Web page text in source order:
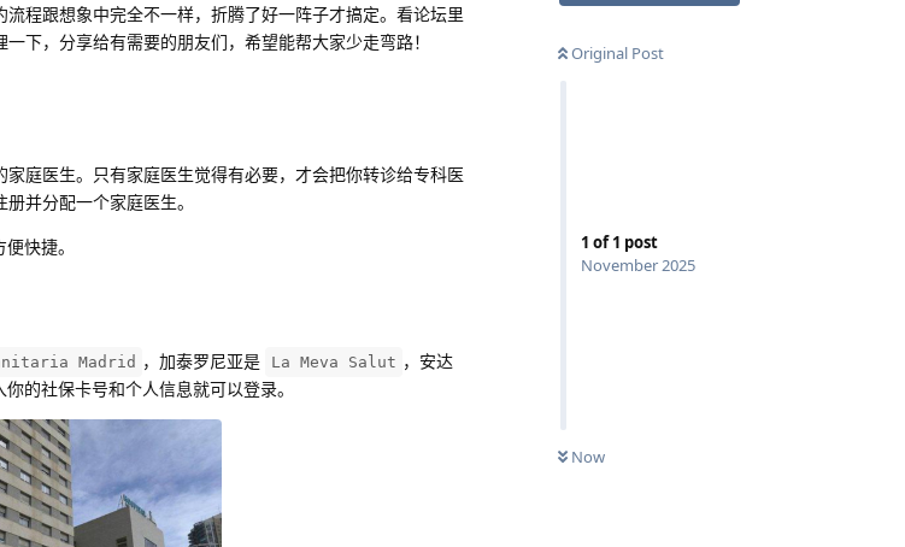
Original Post
1 of1 post
November 2025
Now
程跟想象中完全不一样，折腾了好一阵子才搞定。看论坛里
下，分享给有需要的朋友们，希望能帮大家少走弯路！
庭医生。只有家庭医生觉得有必要，才会把你转诊给专科医
并分配一个家庭医生。
快捷。
Madrid ，加泰罗尼亚是 La Meva Salut ，安达
的社保卡号和个人信息就可以登录。